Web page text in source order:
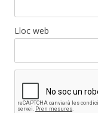
Lloc web